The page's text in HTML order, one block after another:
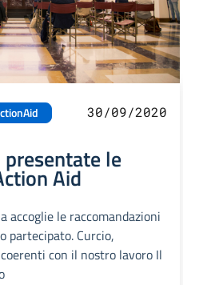
30/09/2020
presentate le
Aid
accoglie le raccomandazioni
partecipato. Curcio,
con il nostro lavoro Il